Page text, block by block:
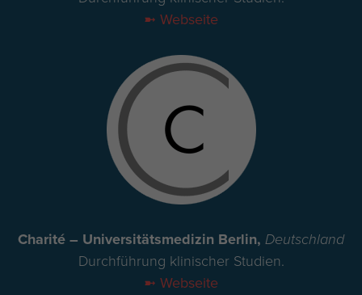
➼ Webseite
Charité – Universitätsmedizin Berlin, Deutschland
Durchführung klinischer Studien.
➼ Webseite